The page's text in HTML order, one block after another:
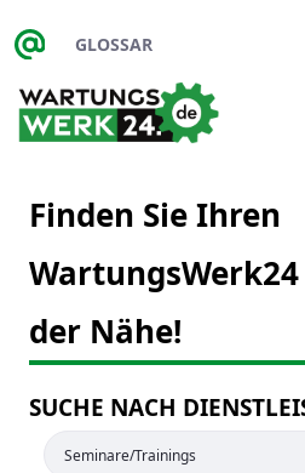
Zum Hauptinhalt springen
GLOSSAR
Finden Sie Ihren
der Nähe!
SUCHE NACH